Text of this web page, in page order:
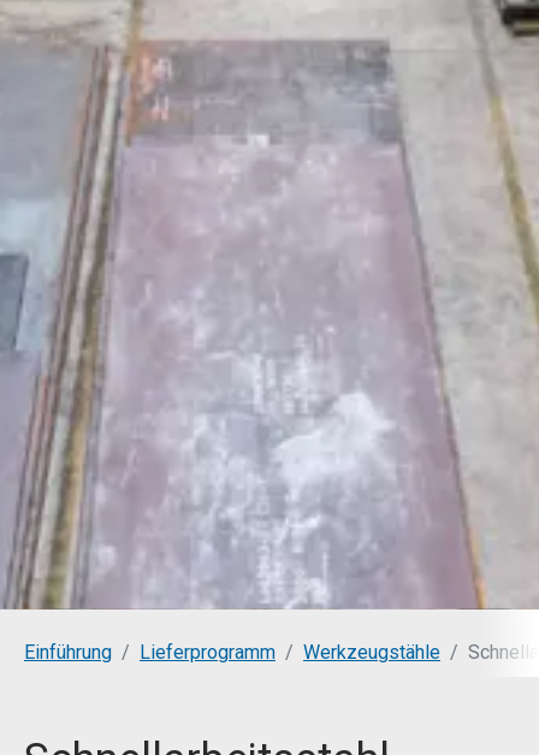
You are here:
Einführung Lieferprogramm Werkzeugstähle